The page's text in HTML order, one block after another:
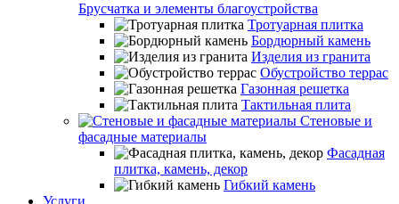
Брусчатка и элементы благоустройства
Тротуарная плитка
Бордюрный камень
Изделия из гранита
Обустройство террас
Газонная решетка
Тактильная плита
Стеновые и
фасадные материалы
Фасадная
плитка, камень, декор
Гибкий камень
Услуги